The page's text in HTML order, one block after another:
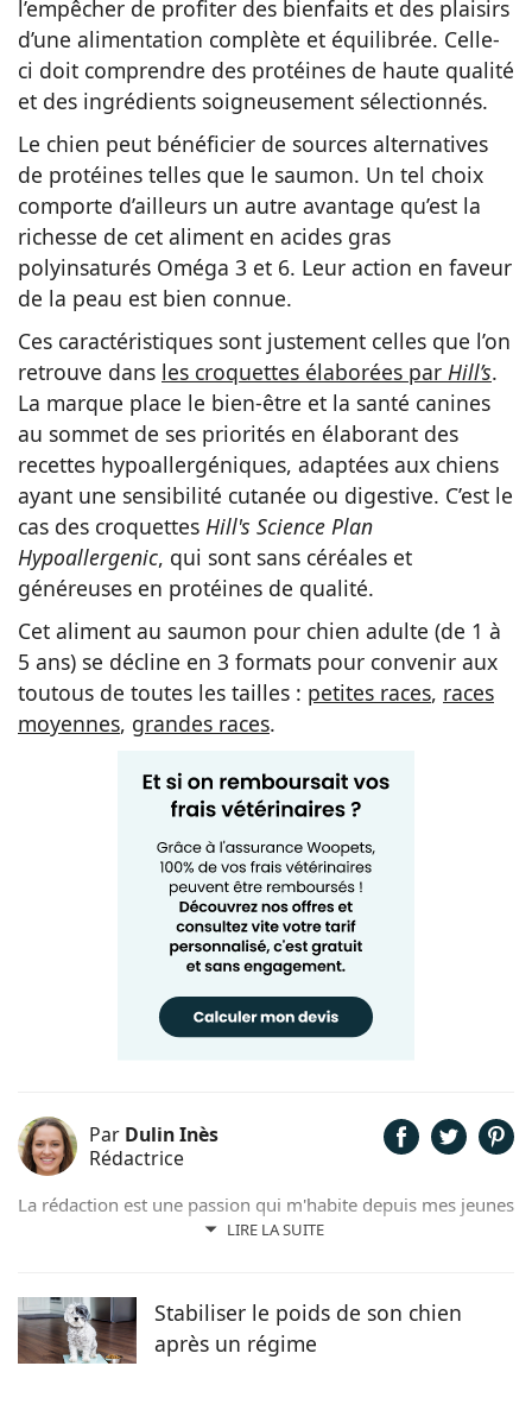
l’empêcher de profiter des bienfaits et des plaisirs
d’une alimentation complète et équilibrée. Celle-
ci doit comprendre des protéines de haute qualité
et des ingrédients soigneusement sélectionnés.
Le chien peut bénéficier de sources alternatives
de protéines telles que le saumon. Un tel choix
comporte d’ailleurs un autre avantage qu’est la
richesse de cet aliment en acides gras
polyinsaturés Oméga 3 et 6. Leur action en faveur
de la peau est bien connue.
Ces caractéristiques sont justement celles que l’on
retrouve dans les croquettes élaborées par Hill’s.
La marque place le bien-être et la santé canines
au sommet de ses priorités en élaborant des
recettes hypoallergéniques, adaptées aux chiens
ayant une sensibilité cutanée ou digestive. C’est le
cas des croquettes Hill's Science Plan
Hypoallergenic, qui sont sans céréales et
généreuses en protéines de qualité.
Cet aliment au saumon pour chien adulte (de 1 à
5 ans) se décline en 3 formats pour convenir aux
toutous de toutes les tailles : petites races, races
moyennes, grandes races.
Par Dulin Inès
Rédactrice
LIRE LA SUITE
La rédaction est une passion qui m'habite depuis mes jeunes
années. Férue de poésie et de littérature, il m'arrivait de
rédaction web et ainsi faire de mon hobby, un métier !
Stabiliser le poids de son chien
après un régime